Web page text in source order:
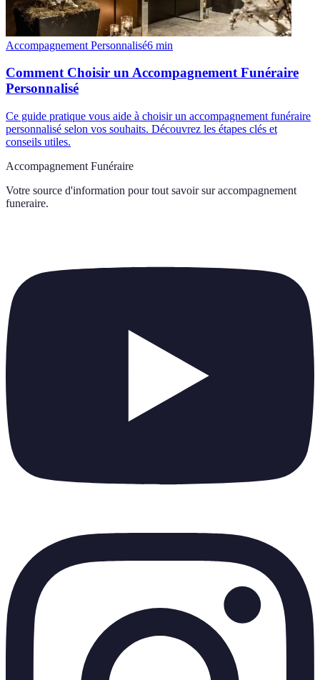
Accompagnement Personnalisé6 min
Comment Choisir un Accompagnement Funéraire
Personnalisé
Ce guide pratique vous aide à choisir un accompagnement funéraire
personnalisé selon vos souhaits. Découvrez les étapes clés et
conseils utiles.
Accompagnement Funéraire
Votre source d'information pour tout savoir sur accompagnement
funeraire.